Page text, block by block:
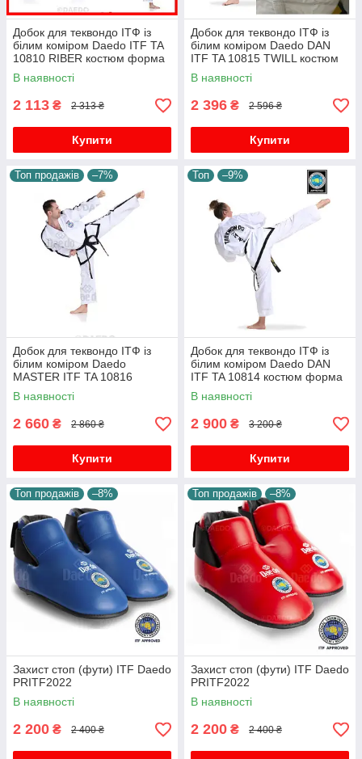
Добок для теквондо ІТФ із
білим коміром Daedo ITF TA
10810 RIBER костюм форма
одяг для бойових мистецтв
В наявності
2 113 ₴ 2 313 ₴
Купити
Добок для теквондо ІТФ із
білим коміром Daedo DAN
ITF TA 10815 TWILL костюм
форма одяг для бойових
мистецтв
В наявності
2 396 ₴ 2 596 ₴
Купити
Топ продажів –7%
Добок для теквондо ІТФ із
білим коміром Daedo
MASTER ITF TA 10816
костюм форма одяг для
бойових мистецтв
В наявності
2 660 ₴ 2 860 ₴
Купити
Топ –9%
Добок для теквондо ІТФ із
білим коміром Daedo DAN
ITF TA 10814 костюм форма
одяг для бойових мистецтв
В наявності
2 900 ₴ 3 200 ₴
Купити
Топ продажів –8%
Захист стоп (фути) ITF Daedo
PRITF2022
В наявності
2 200 ₴ 2 400 ₴
Топ продажів –8%
Захист стоп (фути) ITF Daedo
PRITF2022
В наявності
2 200 ₴ 2 400 ₴